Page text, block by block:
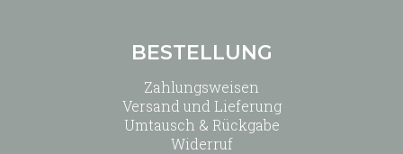
BESTELLUNG
Zahlungsweisen
Versand und Lieferung
Umtausch & Rückgabe
Widerruf